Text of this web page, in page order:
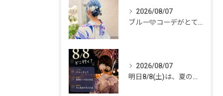
2026/08/07
ブルー🩵コーデがとてもお似合いでした✨
2026/08/07
明日8/8(土)は、夏のイベントがいっぱい🎆